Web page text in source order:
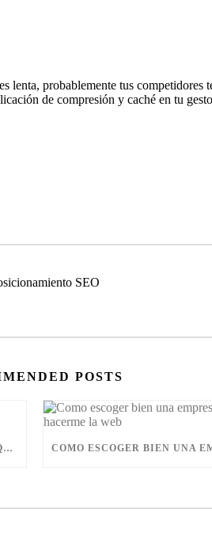
probablemente tus competidores
de compresión y caché en tu
SEO
POSTS
DISEÑO WEB BARCELONA. TODO LO QUE PODEMOS HACER CON UNA WEB